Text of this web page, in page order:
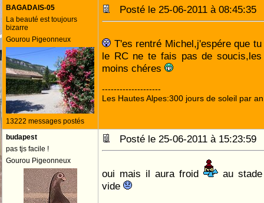
BAGADAIS-05
La beauté est toujours
bizarre
Gourou Pigeonneux
13222 messages postés
Posté le 25-06-2011 à
T'es rentré Michel,j'espére que
le RC ne te fais pas de
moins chéres
--------------------
Les Hautes Alpes:300 jours de soleil par an
budapest
pas tjs facile !
Gourou Pigeonneux
Posté le 25-06-2011 à
oui mais il aura froid
au
vide